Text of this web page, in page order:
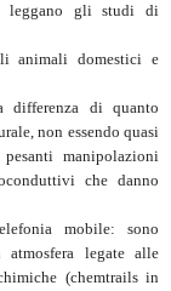
leggano gli studi di
animali domestici e
differenza di quanto
non essendo quasi
manipolazioni
che danno
mobile: sono
legate alle
(chemtrails in